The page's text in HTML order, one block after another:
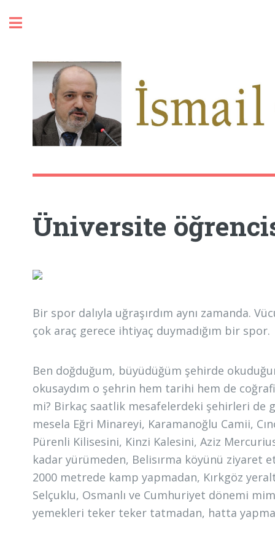
Üniversite
Bir spor dalıyla uğraşırdım aynı zamanda.
çok araç gerece ihtiyaç duymadığım bir spor.
Ben doğduğum, büyüdüğüm şehirde
okusaydım o şehrin hem tarihi hem de
mi? Birkaç saatlik mesafelerdeki şehirleri de
mesela Eğri Minareyi, Karamanoğlu Camii,
Pürenli Kilisesini, Kinzi Kalesini, Aziz
kadar yürümeden, Belisırma köyünü ziyaret
2000 metrede kamp yapmadan, Kırkgöz
Selçuklu, Osmanlı ve Cumhuriyet dönemi
yemekleri teker teker tatmadan, hatta